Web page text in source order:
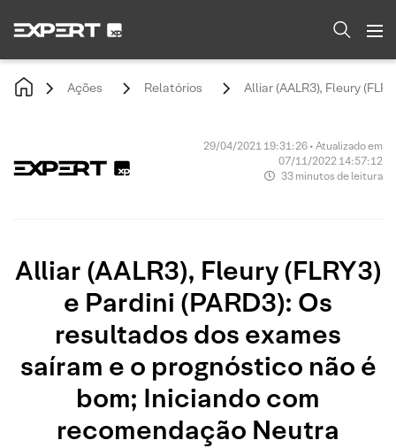
Ações Relatórios Alliar (AALR3), Fleury
29/04/2021 19:31:26 • Atualizado em
07/11/2022 14:57:12
33 minutos de leitura
Alliar (AALR3), Fleury (FLRY3)
e Pardini (PARD3): Os
resultados dos exames
saíram e o prognóstico não é
bom; Iniciando com
recomendação Neutra